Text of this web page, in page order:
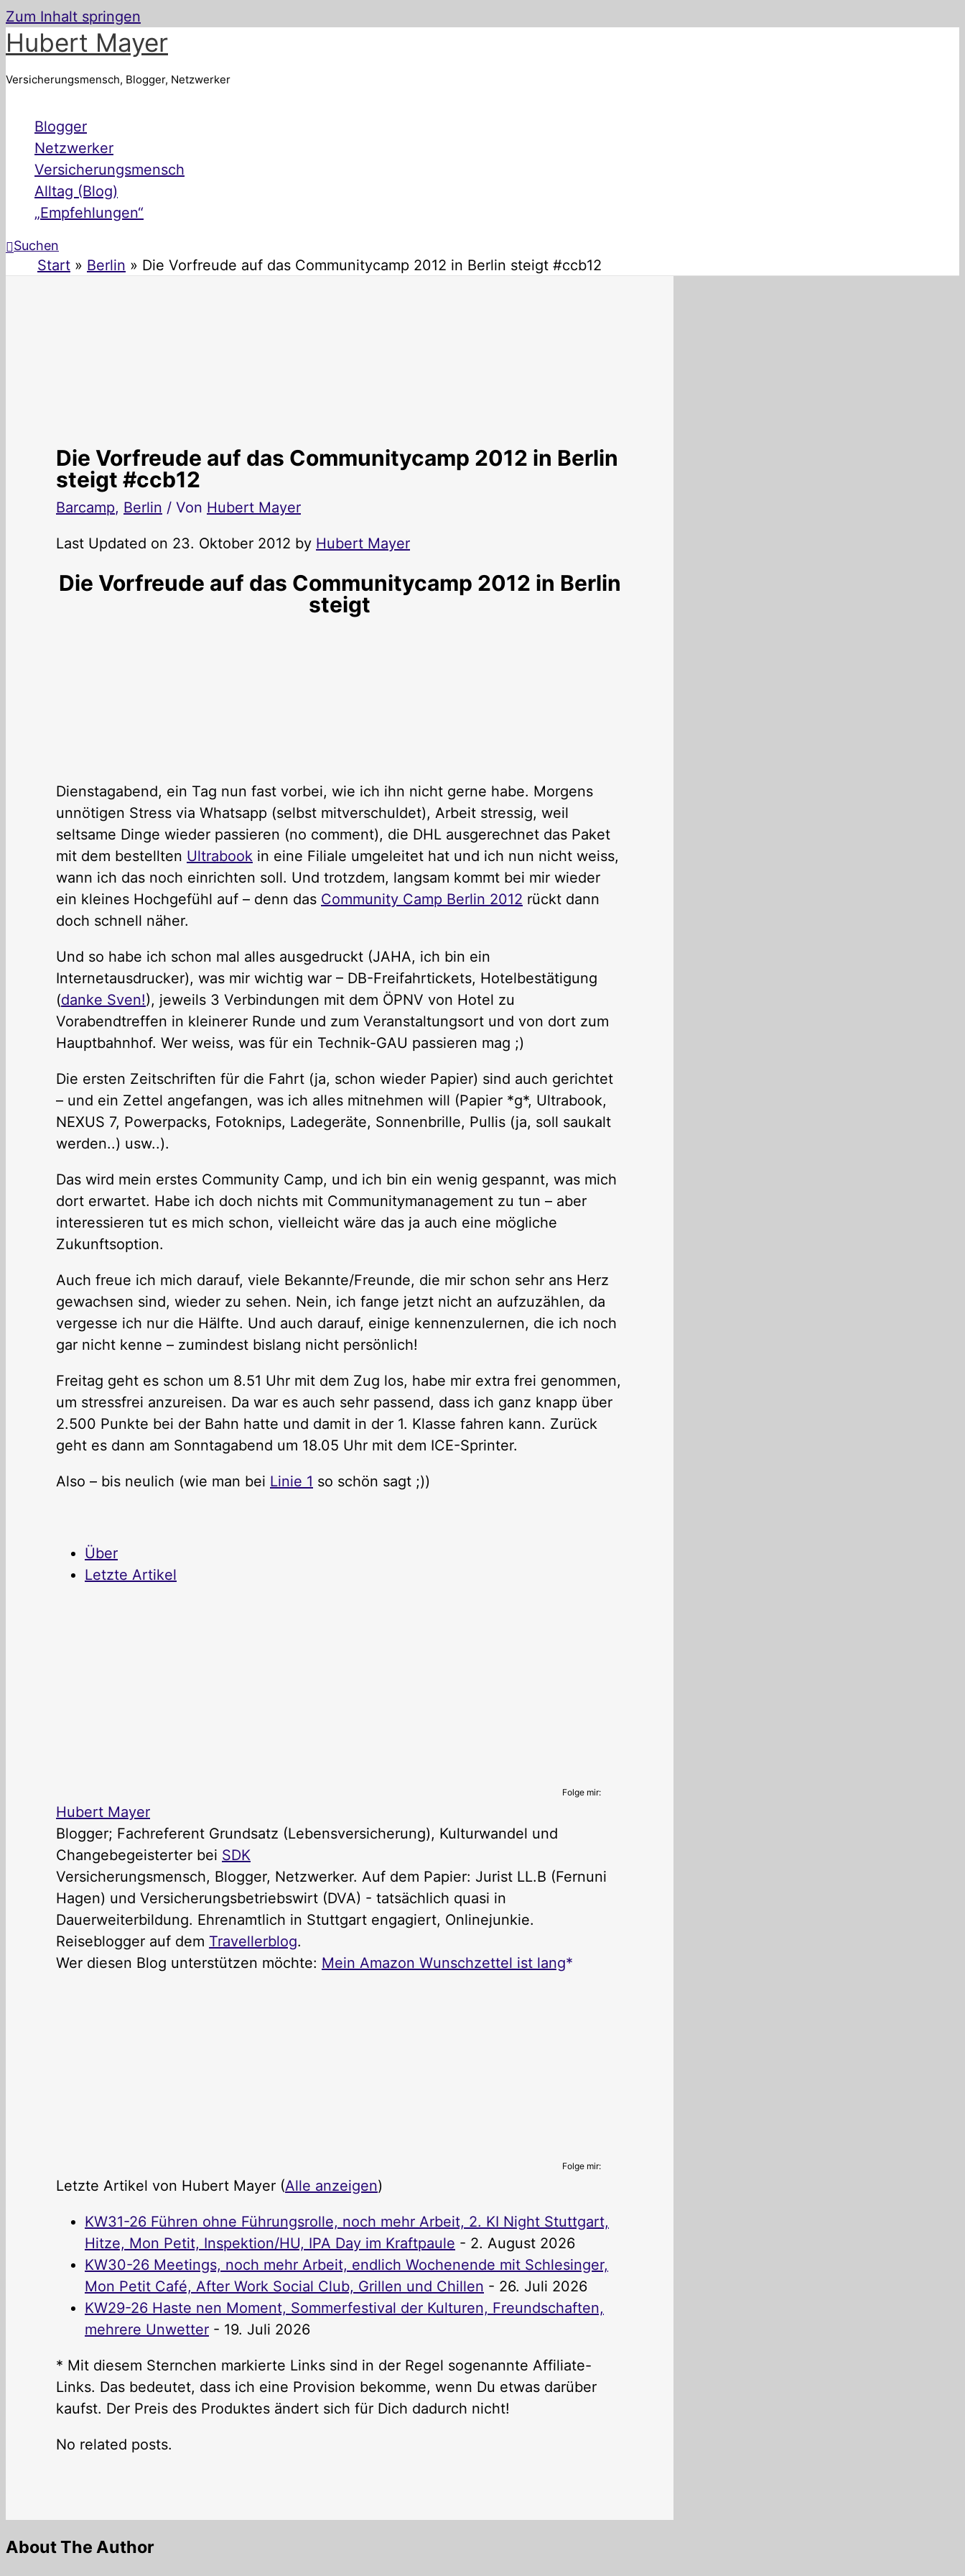
Zum Inhalt springen
Hubert Mayer
Versicherungsmensch, Blogger, Netzwerker
Blogger
Netzwerker
Versicherungsmensch
Alltag (Blog)
„Empfehlungen“
Suchen
Start Berlin Die Vorfreude auf das Communitycamp 2012 in Berlin steigt #ccb12
Die Vorfreude auf das Communitycamp 2012 in Berlin
steigt #ccb12
Barcamp, Berlin / Von Hubert Mayer
Last Updated on 23. Oktober 2012 by Hubert Mayer
Die Vorfreude auf das Communitycamp 2012 in Berlin
steigt
Dienstagabend, ein Tag nun fast vorbei, wie ich ihn nicht gerne habe. Morgens
unnötigen Stress via Whatsapp (selbst mitverschuldet), Arbeit stressig, weil
seltsame Dinge wieder passieren (no comment), die DHL ausgerechnet das Paket
mit dem bestellten Ultrabook in eine Filiale umgeleitet hat und ich nun nicht weiss,
wann ich das noch einrichten soll. Und trotzdem, langsam kommt bei mir wieder
ein kleines Hochgefühl auf – denn das Community Camp Berlin 2012 rückt dann
doch schnell näher.
Und so habe ich schon mal alles ausgedruckt (JAHA, ich bin ein
Internetausdrucker), was mir wichtig war – DB-Freifahrtickets, Hotelbestätigung
(danke Sven!), jeweils 3 Verbindungen mit dem ÖPNV von Hotel zu
Vorabendtreffen in kleinerer Runde und zum Veranstaltungsort und von dort zum
Hauptbahnhof. Wer weiss, was für ein Technik-GAU passieren mag ;)
Die ersten Zeitschriften für die Fahrt (ja, schon wieder Papier) sind auch gerichtet
– und ein Zettel angefangen, was ich alles mitnehmen will (Papier *g*, Ultrabook,
NEXUS 7, Powerpacks, Fotoknips, Ladegeräte, Sonnenbrille, Pullis (ja, soll saukalt
werden..) usw..).
Das wird mein erstes Community Camp, und ich bin ein wenig gespannt, was mich
dort erwartet. Habe ich doch nichts mit Communitymanagement zu tun – aber
interessieren tut es mich schon, vielleicht wäre das ja auch eine mögliche
Zukunftsoption.
Auch freue ich mich darauf, viele Bekannte/Freunde, die mir schon sehr ans Herz
gewachsen sind, wieder zu sehen. Nein, ich fange jetzt nicht an aufzuzählen, da
vergesse ich nur die Hälfte. Und auch darauf, einige kennenzulernen, die ich noch
gar nicht kenne – zumindest bislang nicht persönlich!
Freitag geht es schon um 8.51 Uhr mit dem Zug los, habe mir extra frei genommen,
um stressfrei anzureisen. Da war es auch sehr passend, dass ich ganz knapp über
2.500 Punkte bei der Bahn hatte und damit in der 1. Klasse fahren kann. Zurück
geht es dann am Sonntagabend um 18.05 Uhr mit dem ICE-Sprinter.
Also – bis neulich (wie man bei Linie 1 so schön sagt ;))
Über
Letzte Artikel
Folge mir:
Hubert Mayer
Blogger; Fachreferent Grundsatz (Lebensversicherung), Kulturwandel und
Changebegeisterter bei SDK
Versicherungsmensch, Blogger, Netzwerker. Auf dem Papier: Jurist LL.B (Fernuni
Hagen) und Versicherungsbetriebswirt (DVA) - tatsächlich quasi in
Dauerweiterbildung. Ehrenamtlich in Stuttgart engagiert, Onlinejunkie.
Reiseblogger auf dem Travellerblog.
Wer diesen Blog unterstützen möchte: Mein Amazon Wunschzettel ist lang
Folge mir:
Letzte Artikel von Hubert Mayer (Alle anzeigen)
KW31-26 Führen ohne Führungsrolle, noch mehr Arbeit, 2. KI Night Stuttgart,
Hitze, Mon Petit, Inspektion/HU, IPA Day im Kraftpaule - 2. August 2026
KW30-26 Meetings, noch mehr Arbeit, endlich Wochenende mit Schlesinger,
Mon Petit Café, After Work Social Club, Grillen und Chillen - 26. Juli 2026
KW29-26 Haste nen Moment, Sommerfestival der Kulturen, Freundschaften,
mehrere Unwetter - 19. Juli 2026
* Mit diesem Sternchen markierte Links sind in der Regel sogenannte Affiliate-
Links. Das bedeutet, dass ich eine Provision bekomme, wenn Du etwas darüber
kaufst. Der Preis des Produktes ändert sich für Dich dadurch nicht!
No related posts.
About The Author